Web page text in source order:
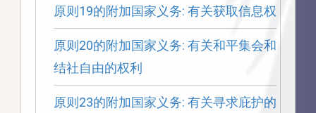
原则19的附加国家义务: 有关获取信息权
原则20的附加国家义务: 有关和平集会和
结社自由的权利
原则23的附加国家义务: 有关寻求庇护的